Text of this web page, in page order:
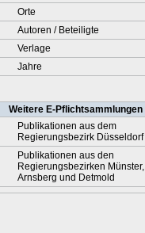
Orte
Autoren / Beteiligte
Verlage
Jahre
Weitere E-Pflichtsammlungen
Publikationen aus dem
Regierungsbezirk Düsseldorf
Publikationen aus den
Regierungsbezirken Münster,
Arnsberg und Detmold